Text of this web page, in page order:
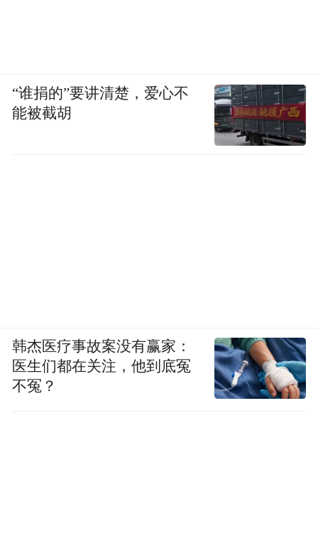
“谁捐的”要讲清楚，爱心不
能被截胡
韩杰医疗事故案没有赢家：
医生们都在关注，他到底冤
不冤？